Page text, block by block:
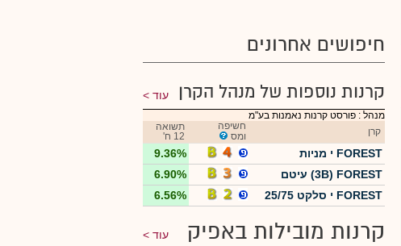
חיפושים אחרונים
קרנות נוספות של מנהל הקרן עוד
מנהל : פורסט קרנות נאמנות בע"מ
קרן
חשיפה
ומס
תשואה
12 ח'
FOREST י מניות
9.36%
3B) FOREST) עיטם
6.90%
FOREST י סלקט 25/75
6.56%
קרנות מובילות באפיק עוד